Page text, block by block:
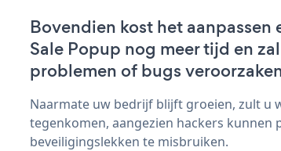
Bovendien kost het
Sale Popup nog meer tijd en
problemen of bugs
Naarmate uw bedrijf blijft groeien, zult u
tegenkomen, aangezien hackers kunnen
beveiligingslekken te misbruiken.